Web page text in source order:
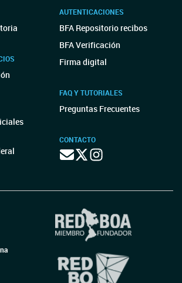
AUTENTICACIONES
BFA Repositorio recibos
BFA Verificación
Firma digital
FAQ Y TUTORIALES
Preguntas Frecuentes
CONTACTO